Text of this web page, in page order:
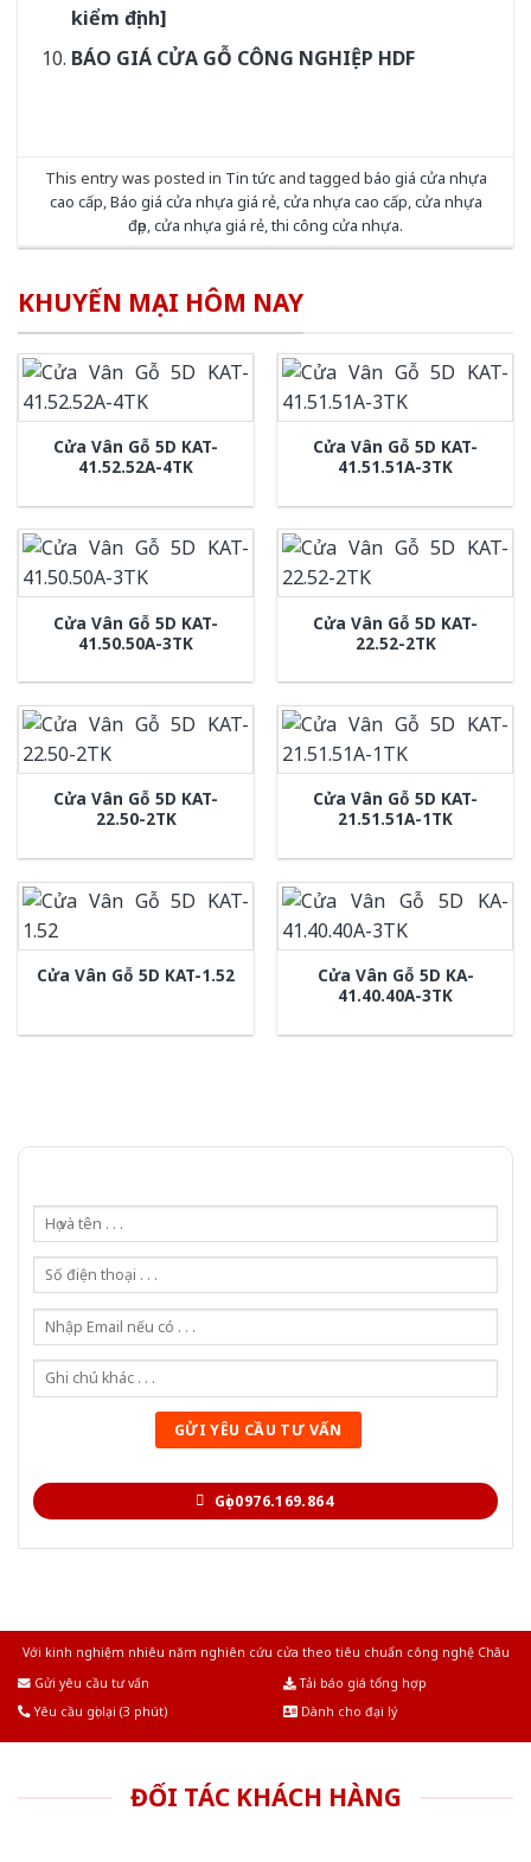
kiểm định]
BÁO GIÁ CỬA GỖ CÔNG NGHIỆP HDF
This entry was posted in Tin tứcand tagged báo giá cửa nhựa
cao cấp,Báo giá cửa nhựa giá rẻ,cửa nhựa cao cấp,cửa nhựa
đẹp,cửa nhựa giá rẻ,thi công cửa nhựa.
KHUYẾN MẠI HÔM NAY
Cửa Vân Gỗ 5D KAT-
41.52.52A-4TK
Cửa Vân Gỗ 5D KAT-
41.51.51A-3TK
Cửa Vân Gỗ 5D KAT-
41.50.50A-3TK
Cửa Vân Gỗ 5D KAT-
22.52-2TK
Cửa Vân Gỗ 5D KAT-
22.50-2TK
Cửa Vân Gỗ 5D KAT-
21.51.51A-1TK
Cửa Vân Gỗ 5D KAT-1.52
Cửa Vân Gỗ 5D KA-
41.40.40A-3TK
Gọi 0976.169.864
Với kinh nghiệm nhiêu năm nghiên cứu cửa theo tiêu chuẩn công nghệ Châu
Gửi yêu cầu tư vấn
Tải báo giá tổng hợp
Yêu cầu gọi lại (3 phút)
Dành cho đại lý
ĐỐI TÁC KHÁCH HÀNG